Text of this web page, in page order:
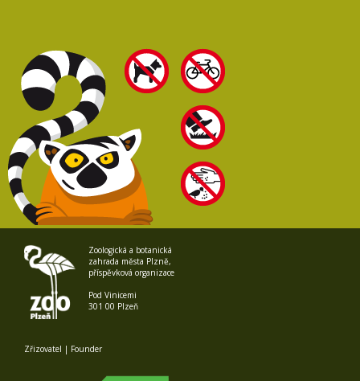
Zoologická a botanická
zahrada města Plzně,
příspěvková organizace
Pod Vinicemi
301 00 Plzeň
Zřizovatel | Founder